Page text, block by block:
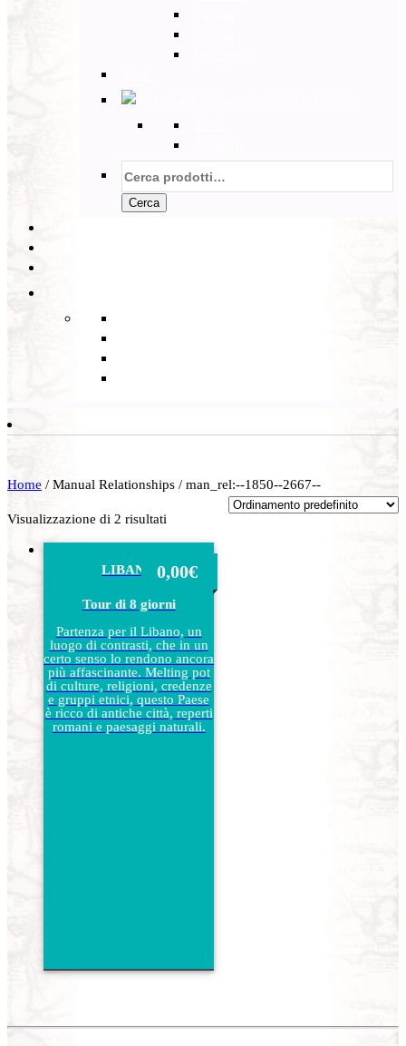
Cerca:
Cerca
Home / Manual Relationships / man_rel:--1850--2667--
Visualizzazione di 2 risultati
LIBANO
Tour di 8 giorni
Partenza per il Libano, un
luogo di contrasti, che in un
certo senso lo rendono ancora
più affascinante. Melting pot
di culture, religioni, credenze
e gruppi etnici, questo Paese
è ricco di antiche città, reperti
romani e paesaggi naturali.
0,00€